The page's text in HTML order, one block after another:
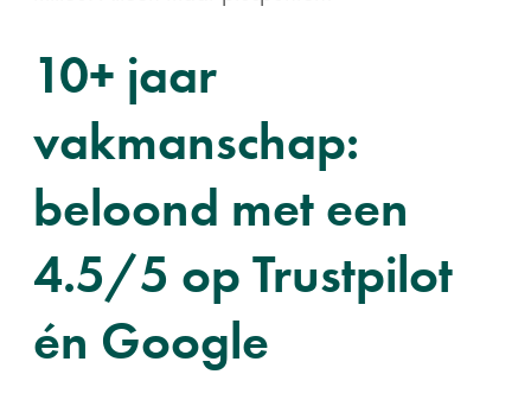
10+ jaar
vakmanschap:
beloond met een
4.5/5 op Trustpilot
én Google